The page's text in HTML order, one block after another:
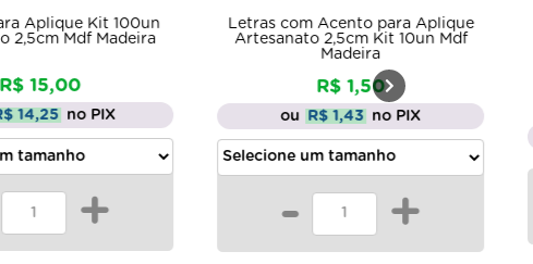
100un
Letras com Acento para Aplique
Artesanato 2,5cm Kit 10un Mdf
R$ 1,43 no PIX
+
Aplique